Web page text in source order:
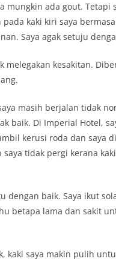
mungkin ada gout. Tetapi
kaki kiri saya
Saya agak setuju
kesakitan.
masih berjalan tidak
baik. Di Imperial Hotel,
kerusi roda dan saya
tidak pergi kerana
baik. Saya ikut
betapa lama dan sakit
kaki saya makin pulih